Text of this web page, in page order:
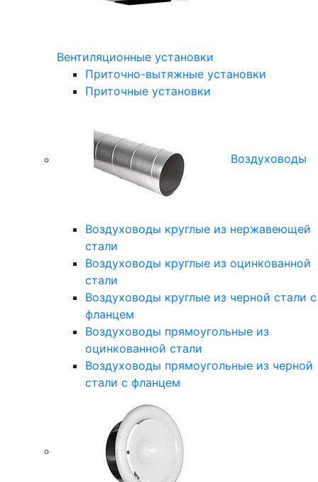
Вентиляционные установки
Приточно-вытяжные установки
Приточные установки
Воздуховоды
Воздуховоды круглые из нержавеющей
стали
Воздуховоды круглые из оцинкованной
стали
Воздуховоды круглые из черной стали с
фланцем
Воздуховоды прямоугольные из
оцинкованной стали
Воздуховоды прямоугольные из черной
стали с фланцем